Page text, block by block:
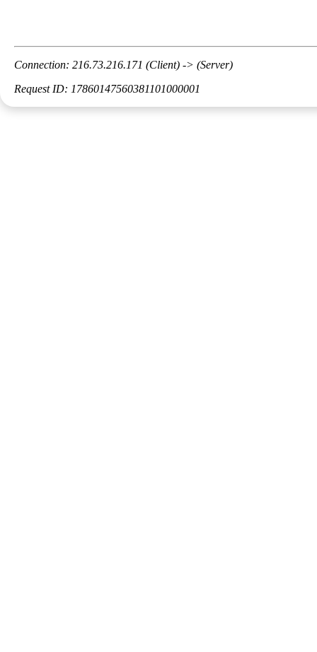
Connection: 216.73.216.171 (Client) -> (Server)
Request ID: 17860147560381101000001